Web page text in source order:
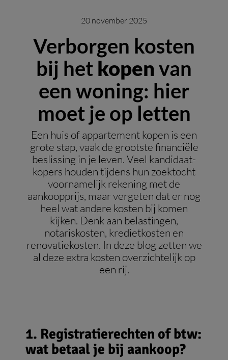
20 november 2025
Verborgen kosten
bij het kopenvan
een woning: hier
moet je op letten
Een huis of appartement kopen is een
grote stap, vaak de grootste financiële
beslissing in je leven. Veel kandidaat-
kopers houden tijdens hun zoektocht
voornamelijk rekening met de
aankoopprijs, maar vergeten dat er nog
heel wat andere kosten bij komen
kijken. Denk aan belastingen,
notariskosten, kredietkosten en
renovatiekosten. In deze blog zetten we
al deze extra kosten overzichtelijk op
een rij.
1. Registratierechten of btw:
wat betaal je bij aankoop?